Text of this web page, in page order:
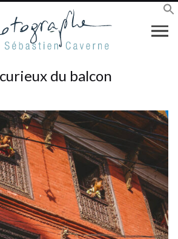
du balcon